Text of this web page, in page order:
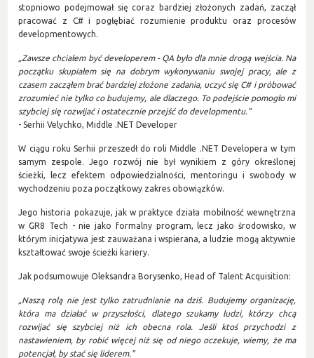
stopniowo podejmował się coraz bardziej złożonych zadań, zaczął
pracować z C# i pogłębiać rozumienie produktu oraz procesów
developmentowych.
„Zawsze chciałem być developerem - QA było dla mnie drogą wejścia. Na
początku skupiałem się na dobrym wykonywaniu swojej pracy, ale z
czasem zacząłem brać bardziej złożone zadania, uczyć się C# i próbować
zrozumieć nie tylko co budujemy, ale dlaczego. To podejście pomogło mi
szybciej się rozwijać i ostatecznie przejść do developmentu.”
- Serhii Velychko, Middle .NET Developer
W ciągu roku Serhii przeszedł do roli Middle .NET Developera w tym
samym zespole. Jego rozwój nie był wynikiem z góry określonej
ścieżki, lecz efektem odpowiedzialności, mentoringu i swobody w
wychodzeniu poza początkowy zakres obowiązków.
Jego historia pokazuje, jak w praktyce działa mobilność wewnętrzna
w GR8 Tech - nie jako formalny program, lecz jako środowisko, w
którym inicjatywa jest zauważana i wspierana, a ludzie mogą aktywnie
kształtować swoje ścieżki kariery.
Jak podsumowuje Oleksandra Borysenko, Head of Talent Acquisition:
„Naszą rolą nie jest tylko zatrudnianie na dziś. Budujemy organizację,
która ma działać w przyszłości, dlatego szukamy ludzi, którzy chcą
rozwijać się szybciej niż ich obecna rola. Jeśli ktoś przychodzi z
nastawieniem, by robić więcej niż się od niego oczekuje, wiemy, że ma
potencjał, by stać się liderem.”